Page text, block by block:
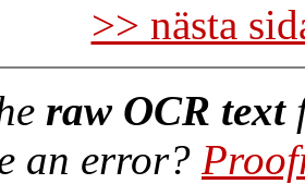
>> nästa
raw OCR text
an error?